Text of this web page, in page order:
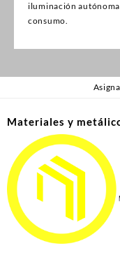
iluminación
consumo.
Materiales y